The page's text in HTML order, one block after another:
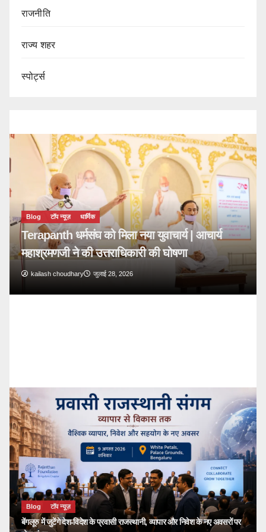
राजनीति
राज्य शहर
स्पोर्ट्स
Blog टॉप न्यूज़ धार्मिक
Terapanth धर्मसंघ को मिला नया युवाचार्य | आचार्य
महाश्रमणजी ने की उत्तराधिकारी की घोषणा
kailash choudhary जुलाई 28, 2026
Blog टॉप न्यूज़
बेंगलूरु में जुटेंगे देश-विदेश के प्रवासी राजस्थानी, व्यापार और निवेश के नए अवसरों पर